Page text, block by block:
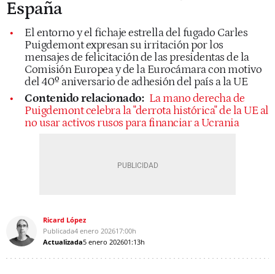
España
El entorno y el fichaje estrella del fugado Carles
Puigdemont expresan su irritación por los
mensajes de felicitación de las presidentas de la
Comisión Europea y de la Eurocámara con motivo
del 40º aniversario de adhesión del país a la UE
Contenido relacionado: La mano derecha de
Puigdemont celebra la "derrota histórica" de la UE al
no usar activos rusos para financiar a Ucrania
Ricard López
Publicada4 enero 202617:00h
Actualizada5 enero 202601:13h